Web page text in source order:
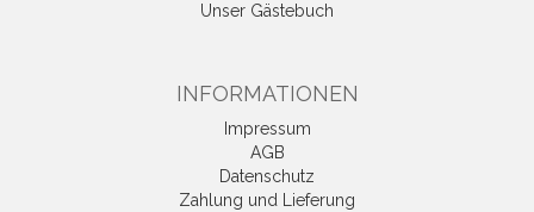
Unser Gästebuch
INFORMATIONEN
Impressum
AGB
Datenschutz
Zahlung und Lieferung